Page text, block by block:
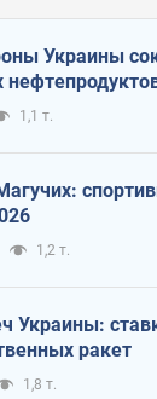
Украины
1,1 т.
1,2 т.
Украины:
ракет
1,8 т.